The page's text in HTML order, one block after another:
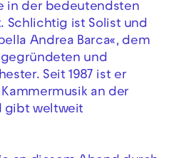
in der bedeutendsten
Schlichtig ist Solist und
Andrea Barca«, dem
gegründeten und
Seit 1987 ist er
an der
gibt weltweit